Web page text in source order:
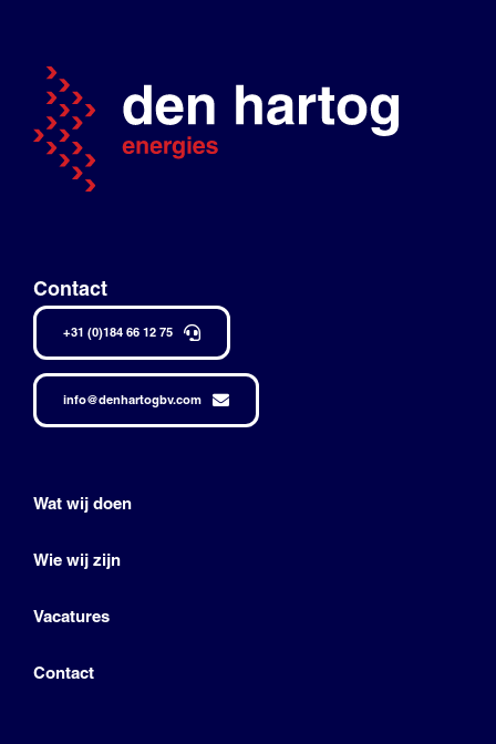
Contact
+31 (0)184 66 12 75
info@denhartogbv.com
Wat wij doen
Wie wij zijn
Vacatures
Contact